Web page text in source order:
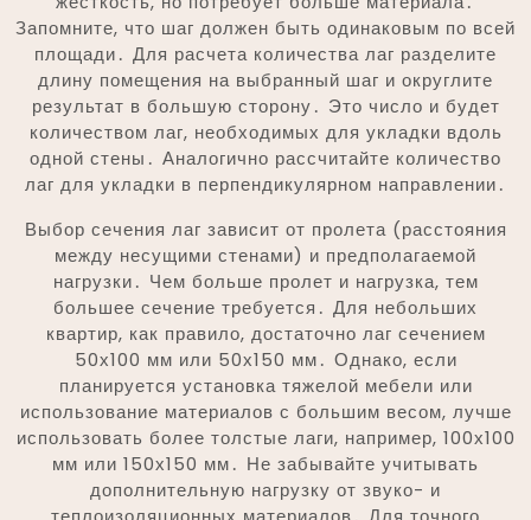
Запомните, что шаг должен быть одинаковым по всей
площади․ Для расчета количества лаг разделите
длину помещения на выбранный шаг и округлите
результат в большую сторону․ Это число и будет
количеством лаг, необходимых для укладки вдоль
одной стены․ Аналогично рассчитайте количество
лаг для укладки в перпендикулярном направлении․
Выбор сечения лаг зависит от пролета (расстояния
между несущими стенами) и предполагаемой
нагрузки․ Чем больше пролет и нагрузка, тем
большее сечение требуется․ Для небольших
квартир, как правило, достаточно лаг сечением
50х100 мм или 50х150 мм․ Однако, если
планируется установка тяжелой мебели или
использование материалов с большим весом, лучше
использовать более толстые лаги, например, 100х100
мм или 150х150 мм․ Не забывайте учитывать
дополнительную нагрузку от звуко- и